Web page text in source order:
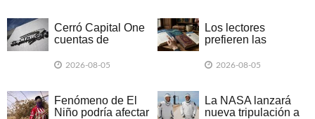
Cerró Capital One
cuentas de
por posible lavado
2026-08-05
Los lectores
prefieren las
con IA que las
2026-08-05
Fenómeno de El
Niño podría afectar
La NASA lanzará
nueva tripulación a